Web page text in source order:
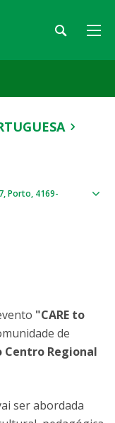
Porto 4169-
"CARE to
de
Centro Regional
ser abordada